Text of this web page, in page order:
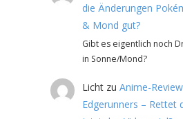
die Änderungen
& Mond gut?
Gibt es eigentlich noch
in Sonne/Mond?
Lichtzu Anime-
Edgerunners – Rettet